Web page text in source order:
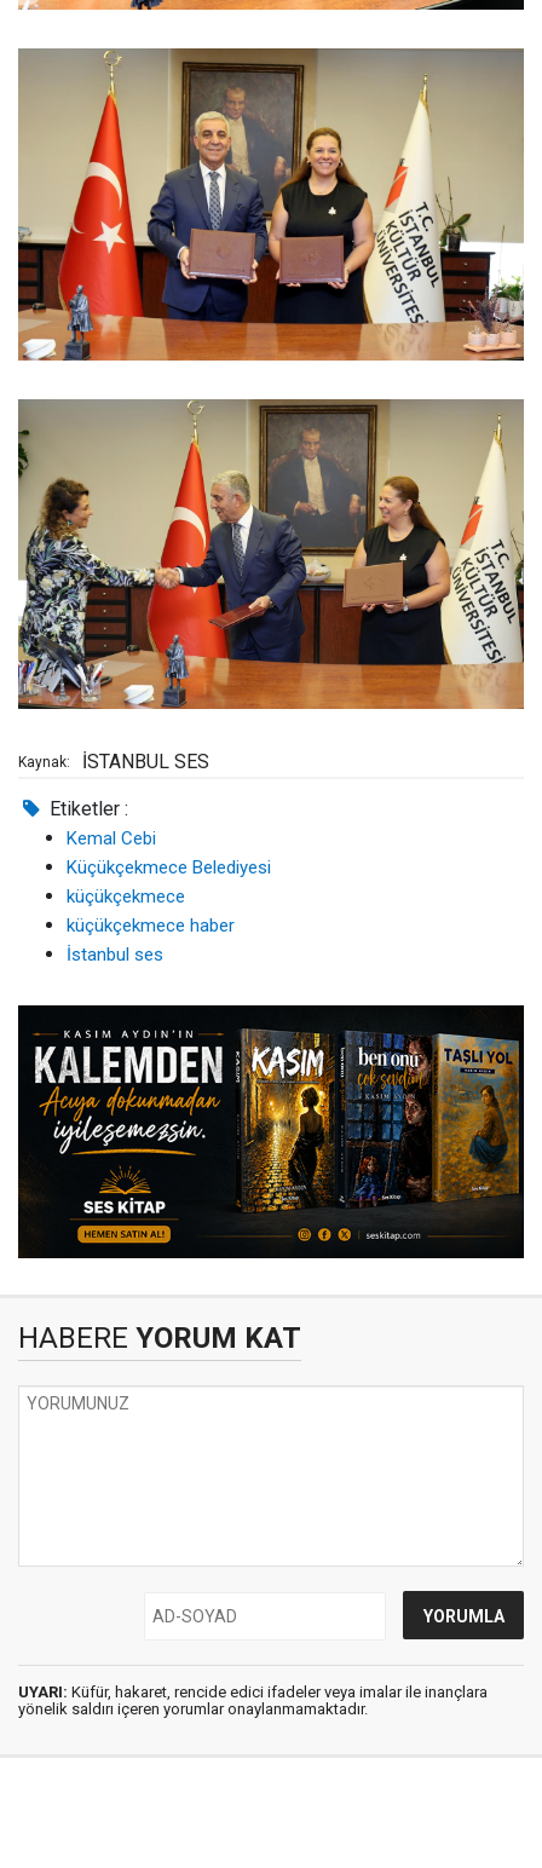
Kaynak: İSTANBUL SES
Etiketler :
Kemal Cebi
Küçükçekmece Belediyesi
küçükçekmece
küçükçekmece haber
İstanbul ses
HABERE YORUM KAT
UYARI: Küfür, hakaret, rencide edici ifadeler veya imalar ile inançlara
yönelik saldırı içeren yorumlar onaylanmamaktadır.